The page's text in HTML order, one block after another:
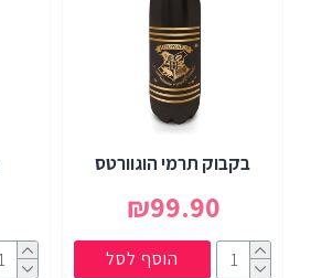
בקבוק תרמי הוגוורטס
₪99.90
הוסף לסל